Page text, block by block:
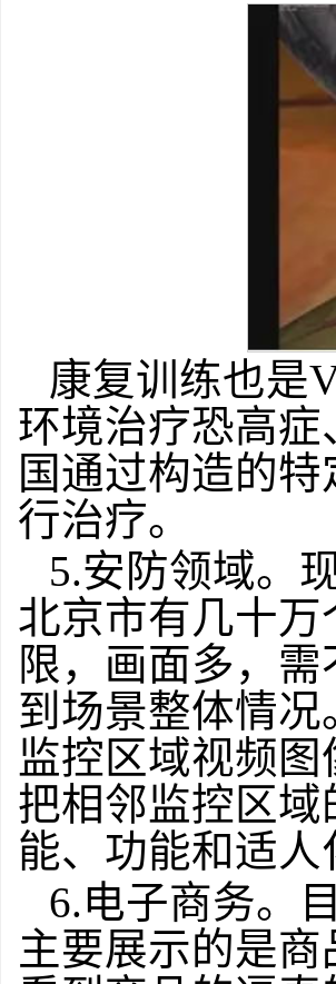
康复训练也是
环境治疗恐高
国通过构造的
行治疗。
5.安防领域。
北京市有几十
限，画面多，
到场景整体情
监控区域视频
把相邻监控区
能、功能和适人
6.电子商务。
主要展示的是